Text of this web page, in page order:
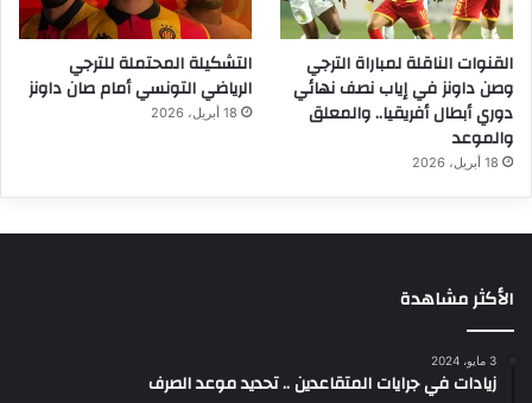
القنوات الناقلة لمباراة الترجي
وصن داونز في إياب نصف نهائي
دوري أبطال أفريقيا.. والمعلق
والموعد
18 أبريل، 2026
التشكيلة المحتملة للترجي
الرياضي التونسي أمام صان داونز
18 أبريل، 2026
الأكثر مشاهدة
3 مايو، 2024
زيادات في جرايات المتقاعدين .. تحديد موعد الصرف